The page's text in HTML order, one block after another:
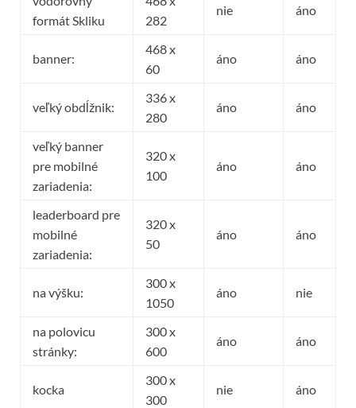
formát Skliku
282
nie áno
banner:
468 x
60
áno áno
veľký obdĺžnik:
336 x
280
áno áno
veľký banner
pre mobilné
zariadenia:
320 x
100
áno áno
leaderboard pre
mobilné
zariadenia:
320 x
50
áno áno
na výšku:
300 x
1050
áno nie
na polovicu
stránky:
300 x
600
áno áno
kocka
300 x
300
nie áno